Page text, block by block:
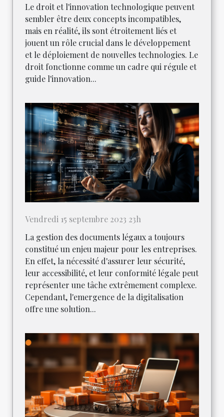
Le droit et l'innovation technologique peuvent
sembler être deux concepts incompatibles,
mais en réalité, ils sont étroitement liés et
jouent un rôle crucial dans le développement
et le déploiement de nouvelles technologies. Le
droit fonctionne comme un cadre qui régule et
guide l'innovation...
Vendredi 15 septembre 2023 23h
La gestion des documents légaux a toujours
constitué un enjeu majeur pour les entreprises.
En effet, la nécessité d'assurer leur sécurité,
leur accessibilité, et leur conformité légale peut
représenter une tâche extrêmement complexe.
Cependant, l'emergence de la digitalisation
offre une solution...